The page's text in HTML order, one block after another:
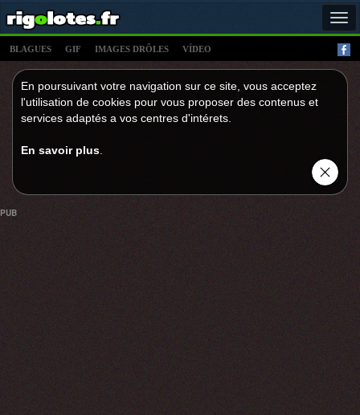
BLAGUES GIF IMAGES DRÔLES VÍDEO
En poursuivant votre navigation sur ce site, vous acceptez
l'utilisation de cookies pour vous proposer des contenus et
services adaptés a vos centres d'intérets.
En savoir plus
PUB